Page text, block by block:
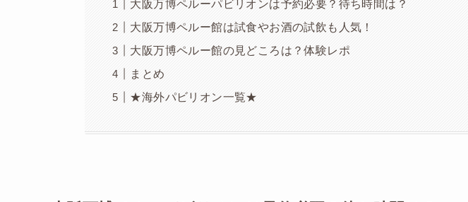
大阪万博ペルーパビリオンは予約必要？待ち時間は？
大阪万博ペルー館は試食やお酒の試飲も人気！
大阪万博ペルー館の見どころは？体験レポ
まとめ
★海外パビリオン一覧★